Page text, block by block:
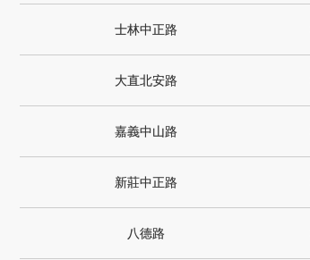
士林中正路
大直北安路
嘉義中山路
新莊中正路
八德路